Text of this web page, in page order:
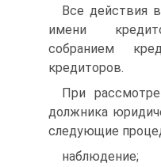
Все действия
имени
собранием
кредиторов.
При
должника
следующие
наблюдение;